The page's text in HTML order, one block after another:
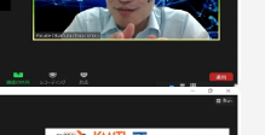
び養成する人材像と３つの